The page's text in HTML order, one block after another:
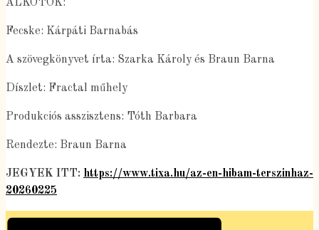
ALKOTÓK:
Fecske: Kárpáti Barnabás
A szövegkönyvet írta: Szarka Károly és Braun Barna
Díszlet: Fractal műhely
Produkciós asszisztens: Tóth Barbara
Rendezte: Braun Barna
JEGYEK ITT: https://www.tixa.hu/az-en-hibam-terszinhaz-
20260225